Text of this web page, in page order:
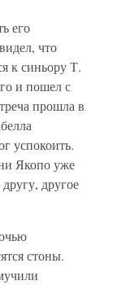
его
что
к синьору Т.
и пошел с
прошла в
успокоить.
Якопо уже
другое
стоны.